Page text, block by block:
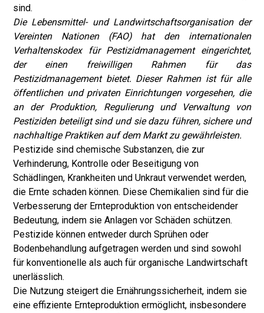
sind.
Die Lebensmittel- und Landwirtschaftsorganisation der
Vereinten Nationen (FAO) hat den internationalen
Verhaltenskodex für Pestizidmanagement eingerichtet,
der einen freiwilligen Rahmen für das
Pestizidmanagement bietet. Dieser Rahmen ist für alle
öffentlichen und privaten Einrichtungen vorgesehen, die
an der Produktion, Regulierung und Verwaltung von
Pestiziden beteiligt sind und sie dazu führen, sichere und
nachhaltige Praktiken auf dem Markt zu gewährleisten.
Pestizide sind chemische Substanzen, die zur
Verhinderung, Kontrolle oder Beseitigung von
Schädlingen, Krankheiten und Unkraut verwendet werden,
die Ernte schaden können. Diese Chemikalien sind für die
Verbesserung der Ernteproduktion von entscheidender
Bedeutung, indem sie Anlagen vor Schäden schützen.
Pestizide können entweder durch Sprühen oder
Bodenbehandlung aufgetragen werden und sind sowohl
für konventionelle als auch für organische Landwirtschaft
unerlässlich.
Die Nutzung steigert die Ernährungssicherheit, indem sie
eine effiziente Ernteproduktion ermöglicht, insbesondere